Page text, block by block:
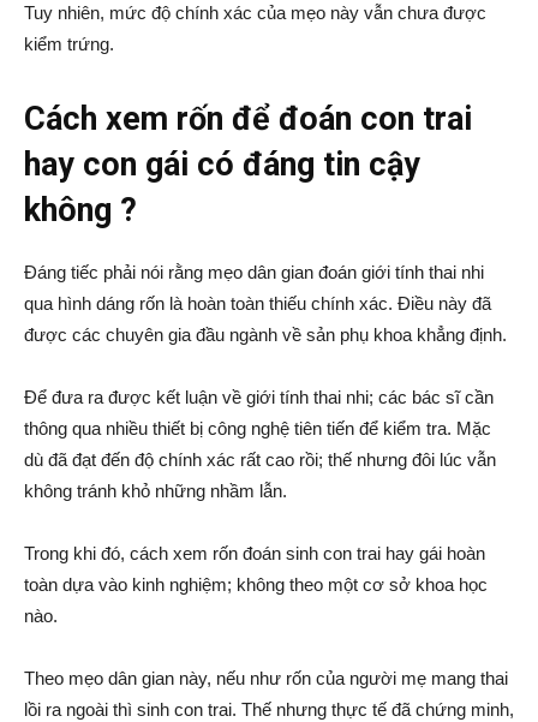
Tuy nhiên, mức độ chính xác của mẹo này vẫn chưa được
kiểm trứng.
Cách xem rốn để đoán con trai
hay con gái có đáng tin cậy
không ?
Đáng tiếc phải nói rằng mẹo dân gian đoán giới tính thai nhi
qua hình dáng rốn là hoàn toàn thiếu chính xác. Điều này đã
được các chuyên gia đầu ngành về sản phụ khoa khẳng định.
Để đưa ra được kết luận về giới tính thai nhi; các bác sĩ cần
thông qua nhiều thiết bị công nghệ tiên tiến để kiểm tra. Mặc
dù đã đạt đến độ chính xác rất cao rồi; thế nhưng đôi lúc vẫn
không tránh khỏ những nhầm lẫn.
Trong khi đó, cách xem rốn đoán sinh con trai hay gái hoàn
toàn dựa vào kinh nghiệm; không theo một cơ sở khoa học
nào.
Theo mẹo dân gian này, nếu như rốn của người mẹ mang thai
lồi ra ngoài thì sinh con trai. Thế nhưng thực tế đã chứng minh,